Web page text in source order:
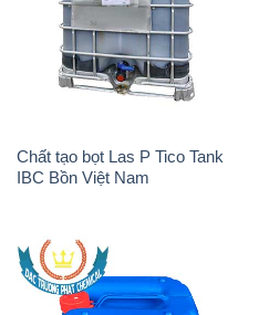
Chất tạo bọt Las P Tico Tank
IBC Bồn Việt Nam